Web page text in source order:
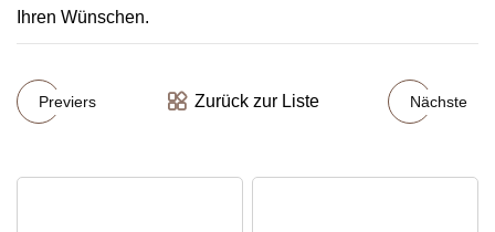
Ihren Wünschen.
Previers Zurück zur Liste Nächste